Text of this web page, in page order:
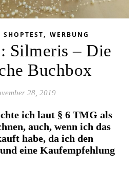
SHOPTEST, WERBUNG
Silmeris – Die
Buchbox
28, 2019
ich laut § 6 TMG als
auch, wenn ich das
habe, da ich den
eine Kaufempfehlung